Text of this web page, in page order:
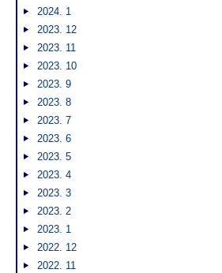
2024. 1
2023. 12
2023. 11
2023. 10
2023. 9
2023. 8
2023. 7
2023. 6
2023. 5
2023. 4
2023. 3
2023. 2
2023. 1
2022. 12
2022. 11